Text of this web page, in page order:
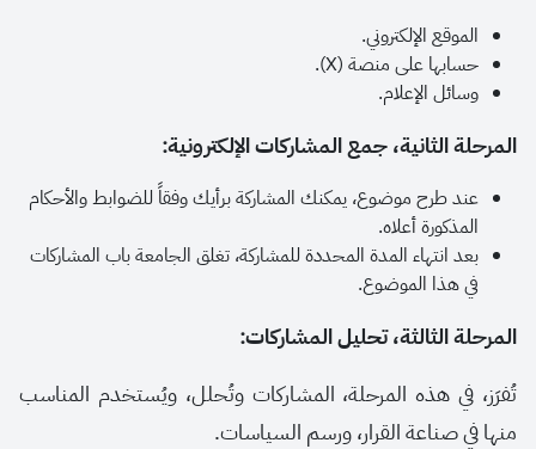
الموقع الإلكتروني.
حسابها على منصة (X
).
وسائل الإعلام.
المرحلة الثانية، جمع المشاركات الإلكترونية:
عند طرح موضوع، يمكنك المشاركة برأيك وفقاً للضوابط والأحكام
المذكورة أعلاه.
بعد انتهاء المدة المحددة للمشاركة، تغلق الجامعة باب المشاركات
في هذا الموضوع.
المرحلة الثالثة، تحليل المشاركات:
تُفرَز، في هذه المرحلة، المشاركات وتُحلل، ويُستخدم المناسب
منها في صناعة القرار، ورسم السیاسات.